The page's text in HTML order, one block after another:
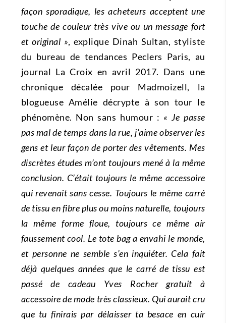
façon sporadique, les acheteurs acceptent une
touche de couleur très vive ou un message fort
et original », explique Dinah Sultan, styliste
du bureau de tendances Peclers Paris, au
journal La Croix en avril 2017. Dans une
chronique décalée pour Madmoizell, la
blogueuse Amélie décrypte à son tour le
phénomène. Non sans humour : « Je passe
pas mal de temps dans la rue, j’aime observer les
gens et leur façon de porter des vêtements. Mes
discrètes études m’ont toujours mené à la même
conclusion. C’était toujours le même accessoire
qui revenait sans cesse. Toujours le même carré
de tissu en fibre plus ou moins naturelle, toujours
la même forme floue, toujours ce même air
faussement cool. Le tote bag a envahi le monde,
et personne ne semble s’en inquiéter. Cela fait
déjà quelques années que le carré de tissu est
passé de cadeau Yves Rocher gratuit à
accessoire de mode très classieux. Qui aurait cru
que tu finirais par délaisser ta besace en cuir